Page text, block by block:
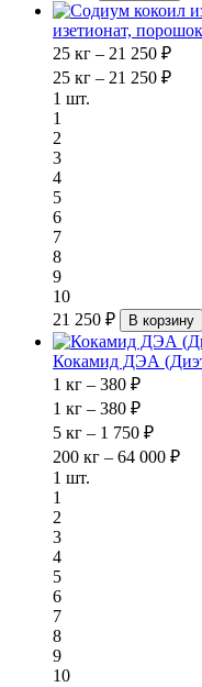
изетионат, порошок
25 кг – 21 250 ₽
25 кг – 21 250 ₽
1 шт.
1
2
3
4
5
6
7
8
9
10
21 250 ₽
В корзину
Кокамид ДЭА
1 кг – 380 ₽
1 кг – 380 ₽
5 кг – 1 750 ₽
200 кг – 64 000 ₽
1 шт.
1
2
3
4
5
6
7
8
9
10